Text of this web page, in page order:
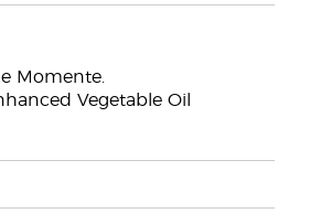
Momente.
Vegetable Oil